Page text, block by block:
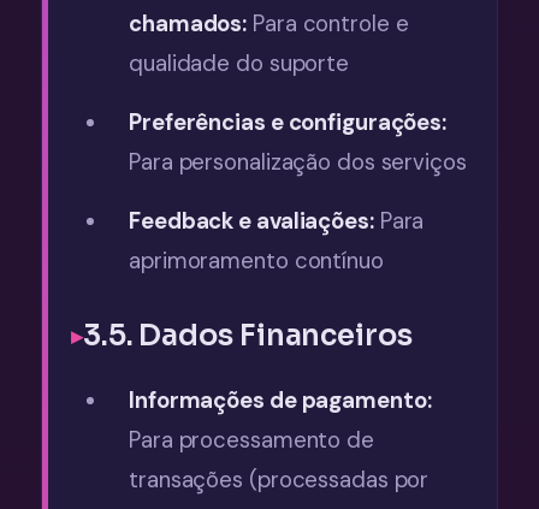
chamados: Para controle e
qualidade do suporte
Preferências e configurações:
Para personalização dos serviços
Feedback e avaliações:Para
aprimoramento contínuo
3.5. Dados Financeiros
Informações de pagamento:
Para processamento de
transações (processadas por